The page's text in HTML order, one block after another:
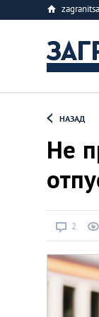
НАЗАД
Не
2